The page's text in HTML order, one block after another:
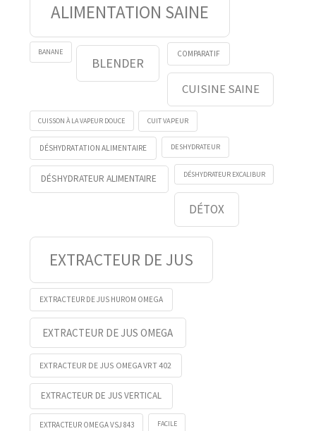
ALIMENTATION SAINE
BANANE
BLENDER
COMPARATIF
CUISINE SAINE
CUISSON À LA VAPEUR DOUCE CUIT VAPEUR
DÉSHYDRATATION ALIMENTAIRE DESHYDRATEUR
DÉSHYDRATEUR ALIMENTAIRE DÉSHYDRATEUR EXCALIBUR
DÉTOX
EXTRACTEUR DE JUS
EXTRACTEUR DE JUS HUROM OMEGA
EXTRACTEUR DE JUS OMEGA
EXTRACTEUR DE JUS OMEGA VRT 402
EXTRACTEUR DE JUS VERTICAL
EXTRACTEUR OMEGA VSJ 843 FACILE